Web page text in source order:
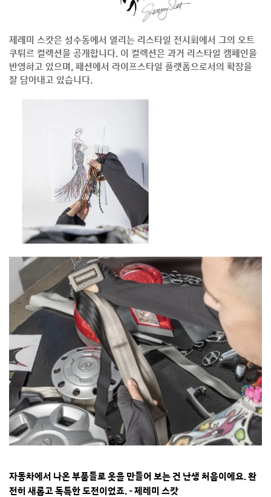
제레미 스캇은 성수동에서 열리는 리스타일 전시회에서 그의 오트
쿠튀르 컬렉션을 공개합니다. 이 컬렉션은 과거 리스타일 캠페인을
반영하고 있으며, 패션에서 라이프스타일 플랫폼으로서의 확장을
잘 담아내고 있습니다.
자동차에서 나온 부품들로 옷을 만들어 보는 건 난생 처음이에요. 완
전히 새롭고 독특한 도전이었죠. – 제레미 스캇